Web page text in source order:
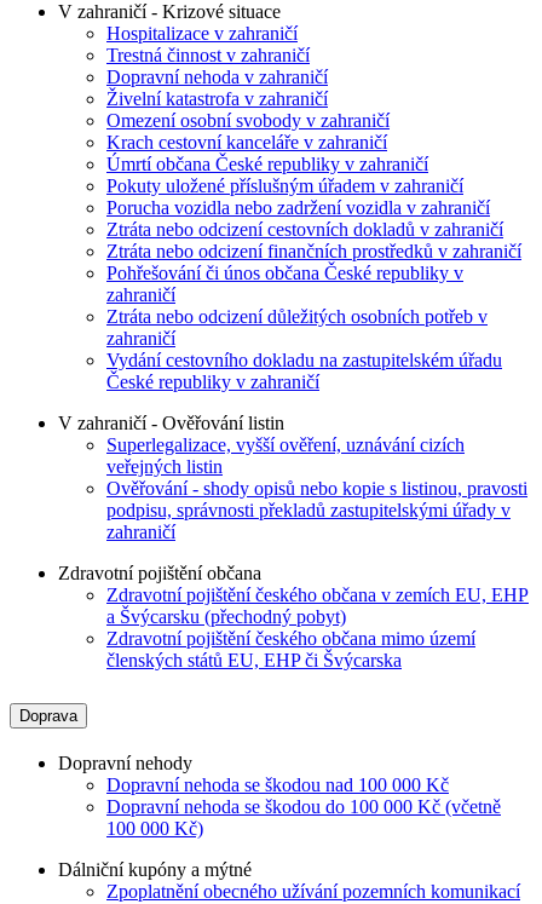
V zahraničí - Krizové situace
Hospitalizace v zahraničí
Trestná činnost v zahraničí
Dopravní nehoda v zahraničí
Živelní katastrofa v zahraničí
Omezení osobní svobody v zahraničí
Krach cestovní kanceláře v zahraničí
Úmrtí občana České republiky v zahraničí
Pokuty uložené příslušným úřadem v zahraničí
Porucha vozidla nebo zadržení vozidla v zahraničí
Ztráta nebo odcizení cestovních dokladů v zahraničí
Ztráta nebo odcizení finančních prostředků v zahraničí
Pohřešování či únos občana České republiky v
zahraničí
Ztráta nebo odcizení důležitých osobních potřeb v
zahraničí
Vydání cestovního dokladu na zastupitelském úřadu
České republiky v zahraničí
V zahraničí - Ověřování listin
Superlegalizace, vyšší ověření, uznávání cizích
veřejných listin
Ověřování - shody opisů nebo kopie s listinou, pravosti
podpisu, správnosti překladů zastupitelskými úřady v
zahraničí
Zdravotní pojištění občana
Zdravotní pojištění českého občana v zemích EU, EHP
a Švýcarsku (přechodný pobyt)
Zdravotní pojištění českého občana mimo území
členských států EU, EHP či Švýcarska
Doprava
Dopravní nehody
Dopravní nehoda se škodou nad 100 000 Kč
Dopravní nehoda se škodou do 100 000 Kč (včetně
100 000 Kč)
Dálniční kupóny a mýtné
Zpoplatnění obecného užívání pozemních komunikací